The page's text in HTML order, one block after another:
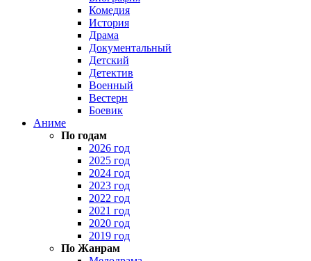
Комедия
История
Драма
Документальный
Детский
Детектив
Военный
Вестерн
Боевик
Аниме
По годам
2026 год
2025 год
2024 год
2023 год
2022 год
2021 год
2020 год
2019 год
По Жанрам